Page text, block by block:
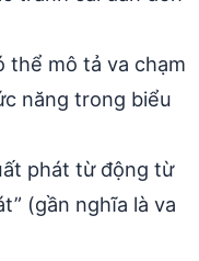
thể mô tả va chạm
năng trong biểu
phát từ động từ
(gần nghĩa là va